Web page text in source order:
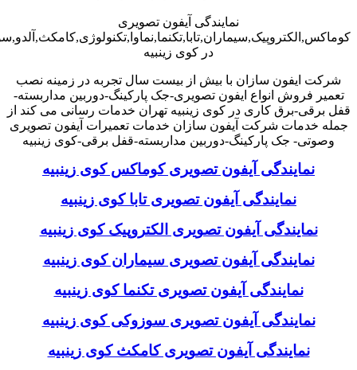
نمایندگی آیفون تصویری
در کوی زینبیه
شرکت ایفون سازان با بیش از بیست سال تجربه در زمینه نصب
تعمیر فروش انواع ایفون تصویری-جک پارکینگ-دوربین مداربسته-
قفل برقی-برق کاری در کوی زینبیه تهران خدمات رسانی می کند از
جمله خدمات شرکت آیفون سازان خدمات تعمیرات آیفون تصویری
وصوتی- جک پارکینگ-دوربین مداربسته-قفل برقی-کوی زینبیه
نمایندگی آیفون تصویری کوماکس کوی زینبیه
نمایندگی آیفون تصویری تابا کوی زینبیه
نمایندگی آیفون تصویری الکتروپیک کوی زینبیه
نمایندگی آیفون تصویری سیماران کوی زینبیه
نمایندگی آیفون تصویری تکنما کوی زینبیه
نمایندگی آیفون تصویری سوزوکی کوی زینبیه
نمایندگی آیفون تصویری کامکث کوی زینبیه